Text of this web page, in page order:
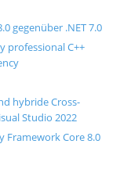
gegenüber .NET 7.0
professional C++
hybride Cross-
Studio 2022
Framework Core 8.0